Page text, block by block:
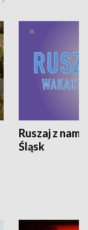
Ruszaj z
Śląsk